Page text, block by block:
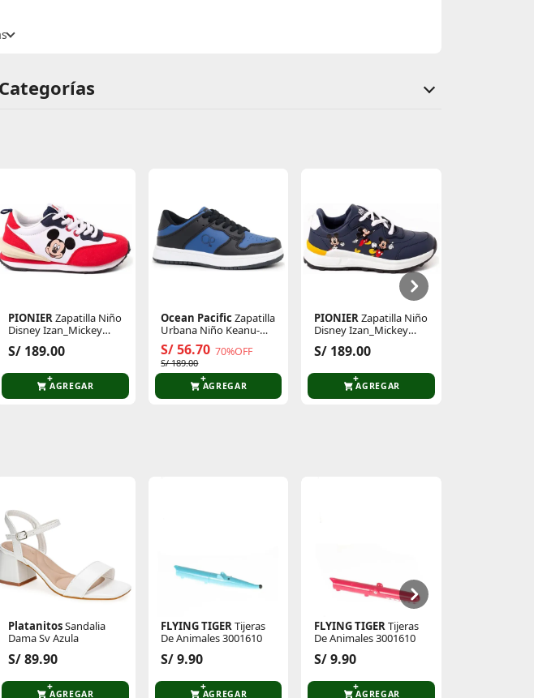
Categorías
PIONIERZapatilla Niño
Disney Izan_Mickey
S/ 189.00
AGREGAR
Ocean PacificZapatilla
Urbana Niño Keanu-
N23
S/ 56.70 70%OFF
S/ 189.00
AGREGAR
PIONIERZapatilla Niño
Disney Izan_Mickey
S/ 189.00
AGREGAR
calificaciones.
y acumula Puntos.
PlatanitosSandalia
Dama Sv Azula
S/ 89.90
AGREGAR
FLYING TIGER Tijeras
De Animales 3001610
S/ 9.90
AGREGAR
FLYING TIGER Tijeras
De Animales 3001610
S/ 9.90
AGREGAR